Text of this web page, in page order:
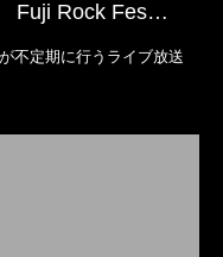
Fuji Rock Fes…
不定期に行うライブ放送